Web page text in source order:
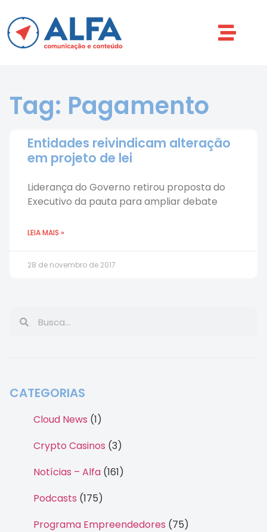
Tag: Pagamento
Entidades reivindicam alteração
em projeto de lei
Liderança do Governo retirou proposta do
Executivo da pauta para ampliar debate
LEIA MAIS »
28 de novembro de 2017
CATEGORIAS
Cloud News (1)
Crypto Casinos (3)
Notícias – Alfa (161)
Podcasts (175)
Programa Empreendedores (75)